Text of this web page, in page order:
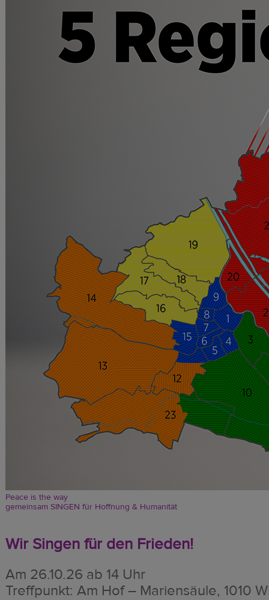
Peace is the way
gemeinsam SINGEN für Hoffnung & Humanität
Wir Singen für den Frieden!
Am 26.10.26 ab 14 Uhr
Treffpunkt: Am Hof – Mariensäule, 1010